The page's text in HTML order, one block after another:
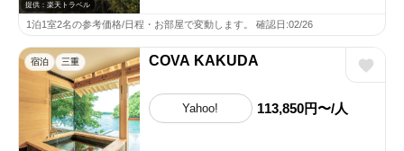
提供：楽天トラベル
1泊1室2名の参考価格/日程・お部屋で変動します。 確認日:02/26
宿泊 三重 COVA KAKUDA
Yahoo! 113,850円〜/人